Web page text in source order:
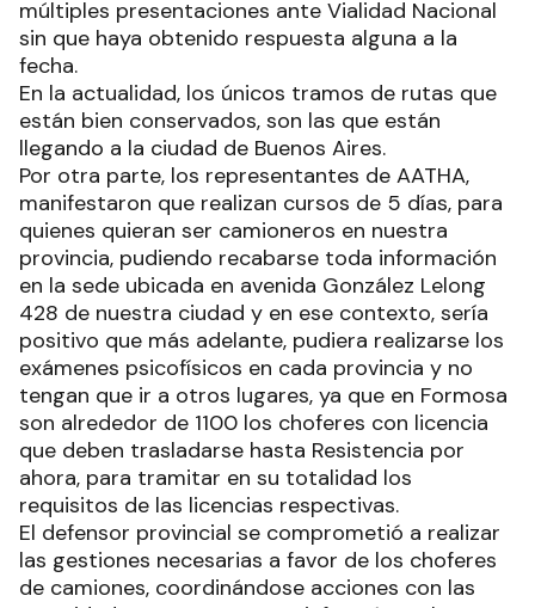
múltiples presentaciones ante Vialidad Nacional
sin que haya obtenido respuesta alguna a la
fecha.
En la actualidad, los únicos tramos de rutas que
están bien conservados, son las que están
llegando a la ciudad de Buenos Aires.
Por otra parte, los representantes de AATHA,
manifestaron que realizan cursos de 5 días, para
quienes quieran ser camioneros en nuestra
provincia, pudiendo recabarse toda información
en la sede ubicada en avenida González Lelong
428 de nuestra ciudad y en ese contexto, sería
positivo que más adelante, pudiera realizarse los
exámenes psicofísicos en cada provincia y no
tengan que ir a otros lugares, ya que en Formosa
son alrededor de 1100 los choferes con licencia
que deben trasladarse hasta Resistencia por
ahora, para tramitar en su totalidad los
requisitos de las licencias respectivas.
El defensor provincial se comprometió a realizar
las gestiones necesarias a favor de los choferes
de camiones, coordinándose acciones con las